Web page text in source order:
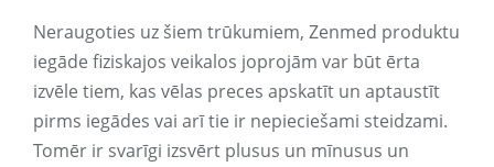
Neraugoties uz šiem trūkumiem, Zenmed produktu
iegāde fiziskajos veikalos joprojām var būt ērta
izvēle tiem, kas vēlas preces apskatīt un aptaustīt
pirms iegādes vai arī tie ir nepieciešami steidzami.
Tomēr ir svarīgi izsvērt plusus un mīnusus un